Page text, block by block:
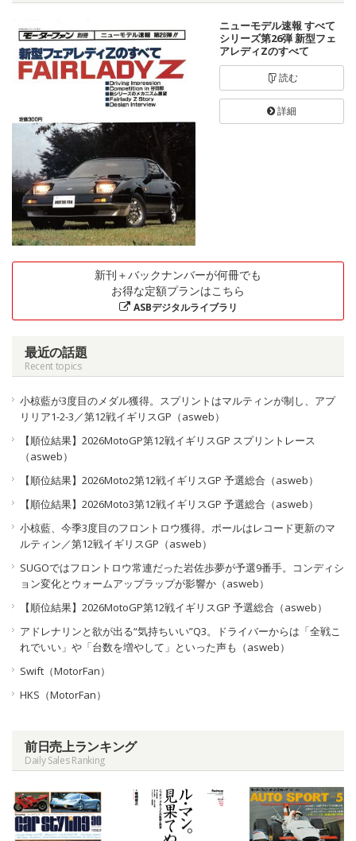
ニューモデル速報 すべて
シリーズ第26弾 新型フェ
アレディZのすべて
読む
詳細
新刊＋バックナンバーが何冊でも
お得な定額プランはこちら
ASBデジタルライブラリ
最近の話題
Recent topics
小椋藍が3度目のメダル獲得。スプリントはマルティンが制し、アプ
リリア1-2-3／第12戦イギリスGP（asweb）
【順位結果】2026MotoGP第12戦イギリスGP スプリントレース
（asweb）
【順位結果】2026Moto2第12戦イギリスGP 予選総合（asweb）
【順位結果】2026Moto3第12戦イギリスGP 予選総合（asweb）
小椋藍、今季3度目のフロントロウ獲得。ポールはレコード更新のマ
ルティン／第12戦イギリスGP（asweb）
SUGOではフロントロウ常連だった岩佐歩夢が予選9番手。コンディシ
ョン変化とウォームアップラップが影響か（asweb）
【順位結果】2026MotoGP第12戦イギリスGP 予選総合（asweb）
アドレナリンと欲が出る“気持ちいい”Q3。ドライバーからは「全戦こ
れでいい」や「台数を増やして」といった声も（asweb）
Swift（MotorFan）
HKS（MotorFan）
前日売上ランキング
Daily Sales Ranking